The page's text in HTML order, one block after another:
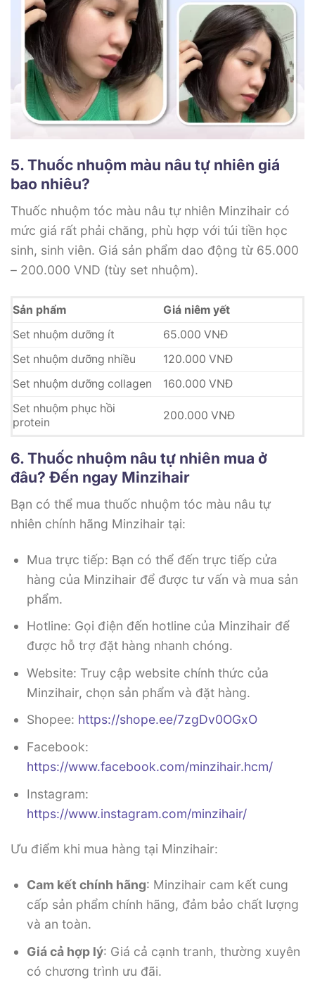
5. Thuốc nhuộm màu nâu tự nhiên giá
bao nhiêu?
Thuốc nhuộm tóc màu nâu tự nhiên Minzihair có
mức giá rất phải chăng, phù hợp với túi tiền học
sinh, sinh viên. Giá sản phẩm dao động từ 65.000
– 200.000 VND (tùy set nhuộm).
Sản phẩm
Giá niêm yết
Set nhuộm dưỡng ít
65.000 VNĐ
Set nhuộm dưỡng nhiều
120.000 VNĐ
Set nhuộm dưỡng collagen
160.000 VNĐ
Set nhuộm phục hồi
protein
200.000 VNĐ
6. Thuốc nhuộm nâu tự nhiên mua ở
đâu? Đến ngay Minzihair
Bạn có thể mua thuốc nhuộm tóc màu nâu tự
nhiên chính hãng Minzihair tại:
Mua trực tiếp: Bạn có thể đến trực tiếp cửa
hàng của Minzihair để được tư vấn và mua sản
phẩm.
Hotline: Gọi điện đến hotline của Minzihair để
được hỗ trợ đặt hàng nhanh chóng.
Website: Truy cập website chính thức của
Minzihair, chọn sản phẩm và đặt hàng.
Shopee: https://shope.ee/7zgDv0OGxO
Facebook:
https://www.facebook.com/minzihair.hcm/
Instagram:
https://www.instagram.com/minzihair/
Ưu điểm khi mua hàng tại Minzihair:
Cam kết chính hãng: Minzihair cam kết cung
cấp sản phẩm chính hãng, đảm bảo chất lượng
và an toàn.
Giá cả hợp lý: Giá cả cạnh tranh, thường xuyên
có chương trình ưu đãi.